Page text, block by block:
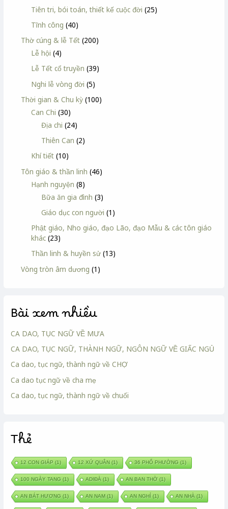
Tiên tri, bói toán, thiết kế cuộc đời (25)
Tĩnh công (40)
Thờ cúng & lễ Tết (200)
Lễ hội (4)
Lễ Tết cổ truyền (39)
Nghi lễ vòng đời (5)
Thời gian & Chu kỳ (100)
Can Chi (30)
Địa chi (24)
Thiên Can (2)
Khí tiết (10)
Tôn giáo & thần linh (46)
Hạnh nguyện (8)
Bữa ăn gia đình (3)
Giáo dục con người (1)
Phật giáo, Nho giáo, đạo Lão, đạo Mẫu & các tôn giáo
khác (23)
Thần linh & huyền sử (13)
Vòng tròn âm dương (1)
Bài xem nhiều
CA DAO, TỤC NGỮ VỀ MƯA
CA DAO, TỤC NGỮ, THÀNH NGỮ, NGÔN NGỮ VỀ GIẤC NGỦ
Ca dao, tục ngữ, thành ngữ về CHỢ
Ca dao tục ngữ về cha mẹ
Ca dao, tục ngữ, thành ngữ về chuối
Thẻ
12 CON GIÁP (1) 12 XỨ QUÂN (1) 36 PHỐ PHƯỜNG (1)
100 NGÀY TANG (1) ADIĐÀ (1) AN BAN THỜ(1)
AN BÁT HƯƠNG (1) AN NAM(1) AN NGHỈ (1) AN NHÀ (1)